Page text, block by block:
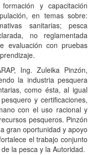
y capacitación
en temas sobre:
sanitarias; pesca
no reglamentada
evaluación con pruebas
Ing. Zuleika Pinzón,
la industria pesquera
como ésta, al igual
y certificaciones,
con el uso racional y
pesqueros. Pinzón
gran oportunidad y apoyo
el trabajo conjunto
la pesca y la Autoridad.